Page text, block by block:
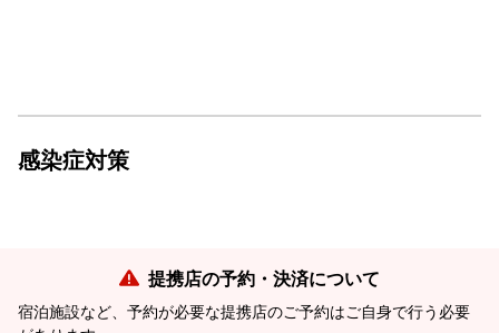
感染症対策
提携店の予約・決済について
宿泊施設など、予約が必要な提携店のご予約はご自身で行う必要